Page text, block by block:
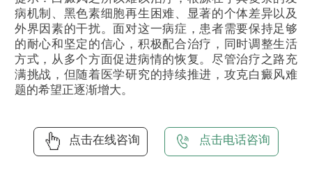
病机制、黑色素细胞再生困难、显著的个体差异以及
外界因素的干扰。面对这一病症，患者需要保持足够
的耐心和坚定的信心，积极配合治疗，同时调整生活
方式，从多个方面促进病情的恢复。尽管治疗之路充
满挑战，但随着医学研究的持续推进，攻克白癜风难
题的希望正逐渐增大。
点击在线咨询 点击电话咨询